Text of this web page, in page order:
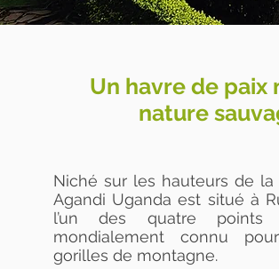
Un havre de
nature
Niché sur les hauteurs de
Agandi Uganda est situé à
l’un des quatre points
mondialement connu
gorilles de montagne.